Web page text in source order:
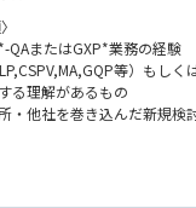
ダーと緊密に連携し、戦
ス≫
当し、QA企画職のリーダー
、主要QA機能のGlobal
サプライチェーン等の他部
またはGXP*業務の経験
等）もし
る理解があるもの
・他社を巻き込んだ新規検
リードの経験
において、適切に応答し